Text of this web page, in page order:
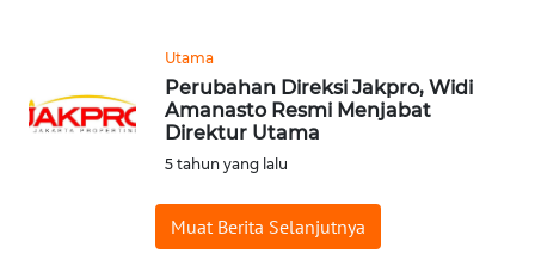
Utama
Perubahan Direksi Jakpro, Widi
Amanasto Resmi Menjabat
Direktur Utama
5 tahun yang lalu
Muat Berita Selanjutnya
WN